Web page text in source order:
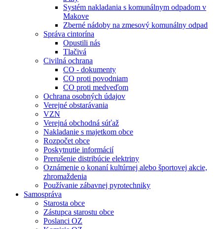
Systém nakladania s komunálnym odpadom v
Makove
Zberné nádoby na zmesový komunálny odpad
Správa cintorína
Opustili nás
Tlačivá
Civilná ochrana
CO - dokumenty
CO proti povodniam
CO proti medveďom
Ochrana osobných údajov
Verejné obstarávania
VZN
Verejná obchodná súťaž
Nakladanie s majetkom obce
Rozpočet obce
Poskytnutie informácií
Prerušenie distribúcie elektriny
Oznámenie o konaní kultúrnej alebo športovej akcie,
zhromaždenia
Používanie zábavnej pyrotechniky
Samospráva
Starosta obce
Zástupca starostu obce
Poslanci OZ